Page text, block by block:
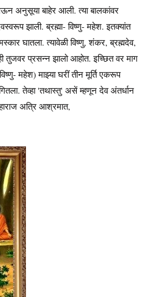
घेऊन अनुसूया बाहेर आली. त्या बालकांवर
झाली. ब्रह्मा- विष्णु- महेश. इतक्यांत
घातला. त्यावेळी विष्णु, शंकर, ब्रह्मदेव,
प्रसन्न झालो आहोत. इच्छित वर माग
महेश) माझ्या घरीं तीन मूर्ति एकरूप
तेव्हा 'तथास्तु' असें म्हणून देव अंतर्धान
अत्रि आश्रमात,